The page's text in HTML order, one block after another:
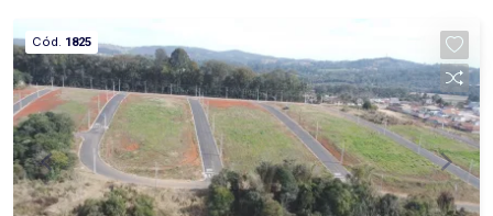
contato e saiba mais!
Cód. 1825